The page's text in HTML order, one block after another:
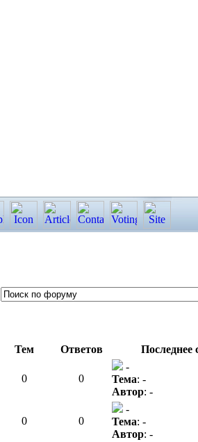
Тем Ответов
Последнее
0 0
-
Тема: -
Автор: -
0 0
-
Тема: -
Автор: -